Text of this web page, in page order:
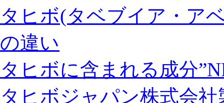
タヒボ(タベブイア・ア
の違い
タヒボに含まれる成分
タヒボジャパン株式会